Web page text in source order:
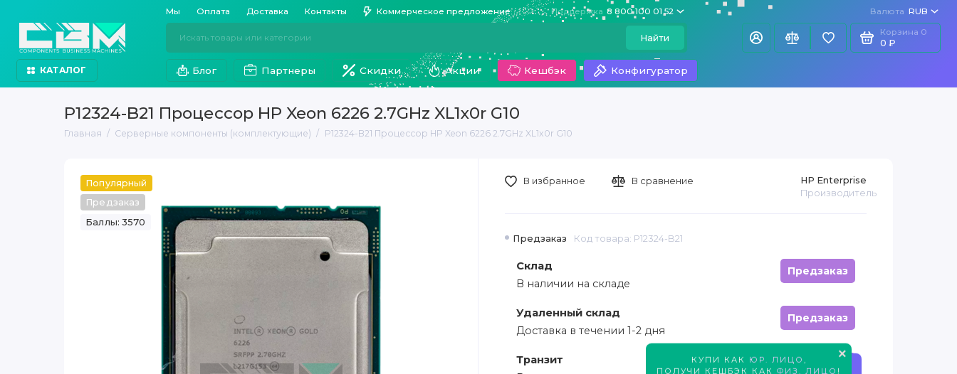
Мы Оплата Доставка Контакты Коммерческое предложение Поддержка 8 800 100 01 52 Валюта RUB
Найти
Корзина 0
0 ₽
КАТАЛОГ Блог Партнеры Скидки Акции Кешбэк Конфигуратор
P12324-B21 Процессор HP Xeon 6226 2.7GHz XL1x0r G10
Главная Серверные компоненты (комплектующие) P12324-B21 Процессор HP Xeon 6226 2.7GHz XL1x0r G10
Популярный
Предзаказ
Баллы: 3570
×
КУПИ КАК ЮР. ЛИЦО
ПОЛУЧИ КЕШБЭК КАК ФИЗ. ЛИЦО !
Предзаказ Код товара: P12324-B21
HP Enterprise
Производитель
Склад
Предзаказ
В наличии на складе
Удаленный склад
Предзаказ
Доставка в течении 1-2 дня
Транзит
Предзаказ
В избранное В сравнение